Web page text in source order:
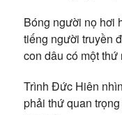
Bóng người nọ hơi
tiếng người truyền
con dâu có một thứ
Trình Đức Hiên
phải thứ quan